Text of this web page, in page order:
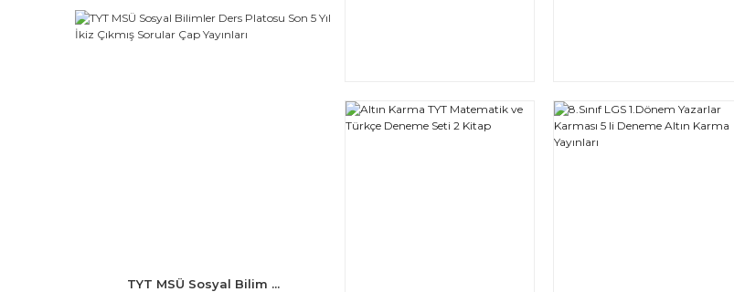
TYT MSÜ Sosyal Bilim ...